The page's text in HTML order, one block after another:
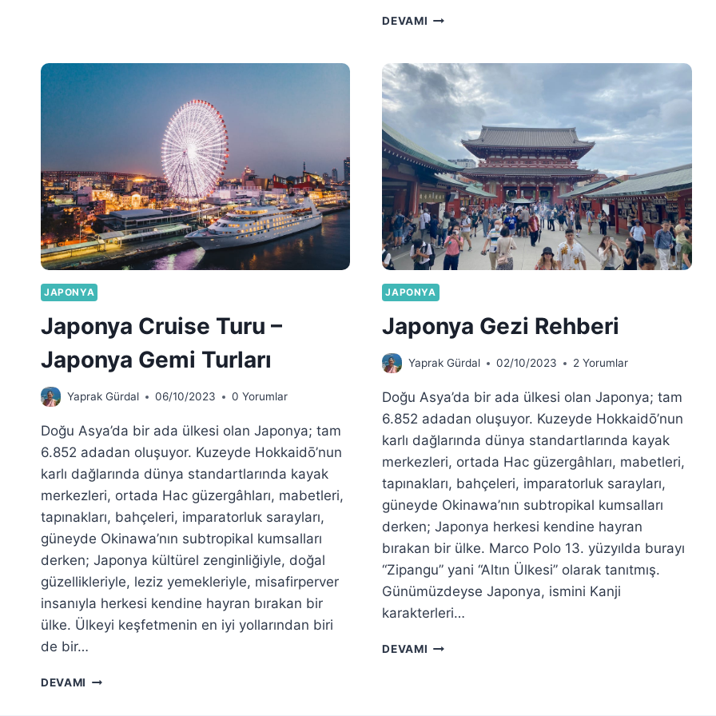
DEVAMI TOKYO
–
JAPONYA’NIN
BAŞKENTI
JAPONYA
Japonya Cruise Turu –
Japonya Gemi Turları
Yaprak Gürdal 06/10/2023 0 Yorumlar
Doğu Asya’da bir ada ülkesi olan Japonya; tam
6.852 adadan oluşuyor. Kuzeyde Hokkaidō’nun
karlı dağlarında dünya standartlarında kayak
merkezleri, ortada Hac güzergâhları, mabetleri,
tapınakları, bahçeleri, imparatorluk sarayları,
güneyde Okinawa’nın subtropikal kumsalları
derken; Japonya kültürel zenginliğiyle, doğal
güzellikleriyle, leziz yemekleriyle, misafirperver
insanıyla herkesi kendine hayran bırakan bir
ülke. Ülkeyi keşfetmenin en iyi yollarından biri
de bir…
DEVAMI JAPONYA
JAPONYA
Japonya Gezi Rehberi
Yaprak Gürdal 02/10/2023 2 Yorumlar
Doğu Asya’da bir ada ülkesi olan Japonya; tam
6.852 adadan oluşuyor. Kuzeyde Hokkaidō’nun
karlı dağlarında dünya standartlarında kayak
merkezleri, ortada Hac güzergâhları, mabetleri,
tapınakları, bahçeleri, imparatorluk sarayları,
güneyde Okinawa’nın subtropikal kumsalları
derken; Japonya herkesi kendine hayran
bırakan bir ülke. Marco Polo 13. yüzyılda burayı
“Zipangu” yani “Altın Ülkesi” olarak tanıtmış.
Günümüzdeyse Japonya, ismini Kanji
karakterleri…
DEVAMI JAPONYA